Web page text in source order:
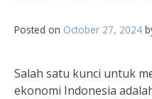
Posted on October 27, 2024
Salah satu kunci untuk
ekonomi Indonesia